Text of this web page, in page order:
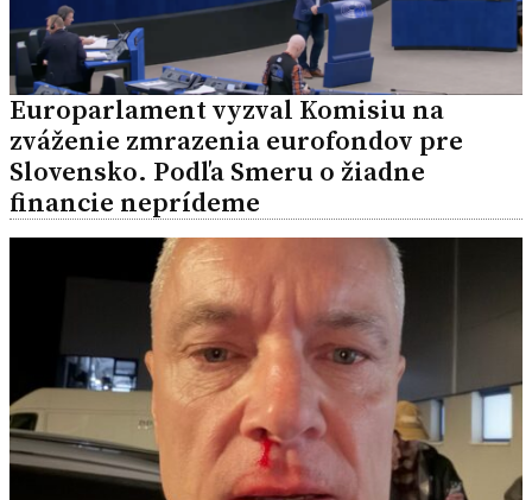
Europarlament vyzval Komisiu na
zváženie zmrazenia eurofondov pre
Slovensko. Podľa Smeru o žiadne
financie neprídeme